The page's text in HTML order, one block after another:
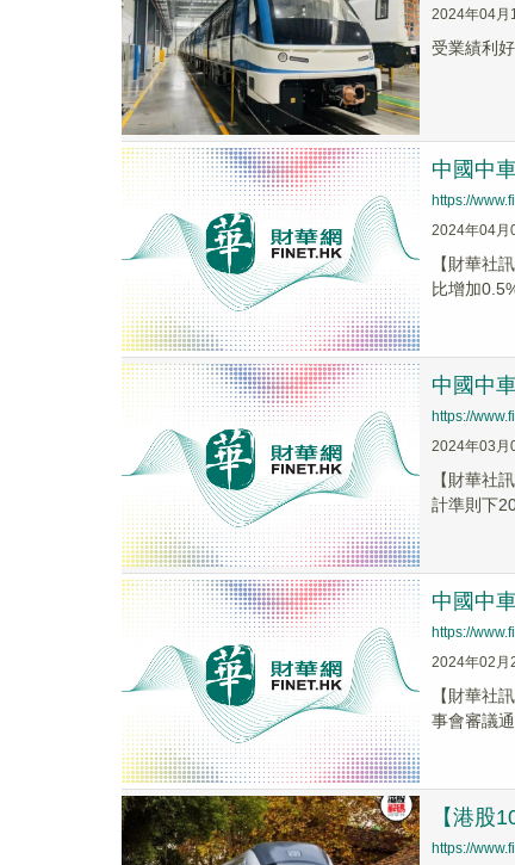
2024年04月
受業績利
中國中
https://
2024年04月
【財華社
比增加
中國中
https://
2024年03月
【財華社
計準則下
中國中
https://
2024年02月
【財華社
事會審議
【港股
https://